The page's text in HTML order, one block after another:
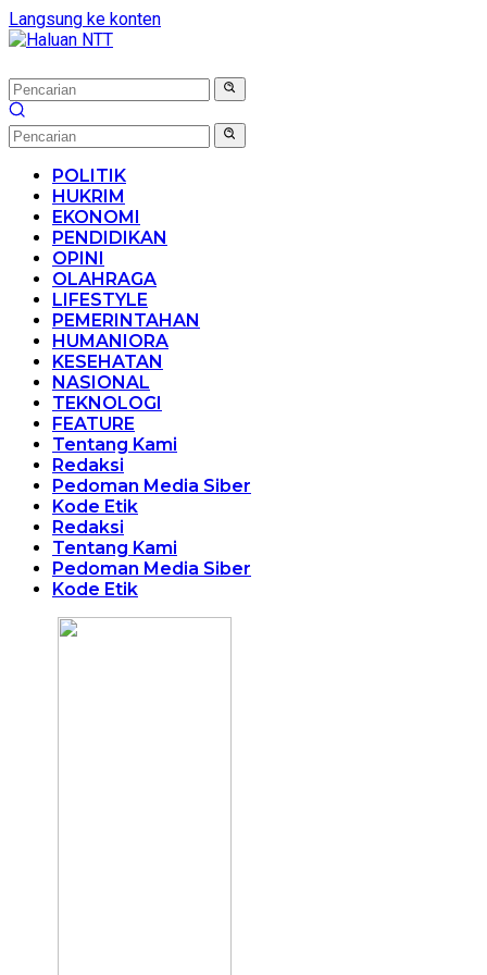
Langsung ke konten
POLITIK
HUKRIM
EKONOMI
PENDIDIKAN
OPINI
OLAHRAGA
LIFESTYLE
PEMERINTAHAN
HUMANIORA
KESEHATAN
NASIONAL
TEKNOLOGI
FEATURE
Tentang Kami
Redaksi
Pedoman Media Siber
Kode Etik
Redaksi
Tentang Kami
Pedoman Media Siber
Kode Etik